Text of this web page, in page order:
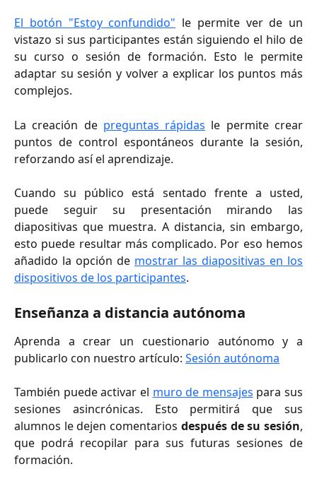
El botón "Estoy confundido" le permite ver de un
vistazo si sus participantes están siguiendo el hilo de
su curso o sesión de formación. Esto le permite
adaptar su sesión y volver a explicar los puntos más
complejos.
La creación de preguntas rápidas le permite crear
puntos de control espontáneos durante la sesión,
reforzando así el aprendizaje.
Cuando su público está sentado frente a usted,
puede seguir su presentación mirando las
diapositivas que muestra. A distancia, sin embargo,
esto puede resultar más complicado. Por eso hemos
añadido la opción de mostrar las diapositivas en los
dispositivos de los participantes.
Enseñanza a distancia autónoma
Aprenda a crear un cuestionario autónomo y a
publicarlo con nuestro artículo: Sesión autónoma
También puede activar el muro de mensajes para sus
sesiones asincrónicas. Esto permitirá que sus
alumnos le dejen comentarios después de su sesión,
que podrá recopilar para sus futuras sesiones de
formación.